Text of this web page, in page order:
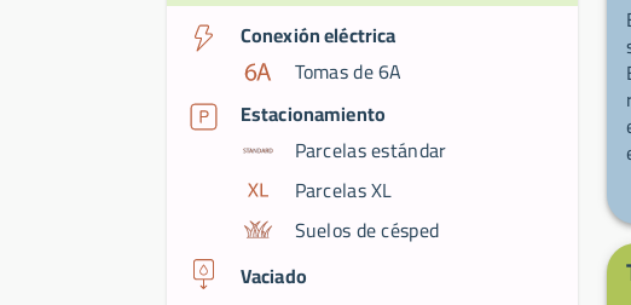
Conexión eléctrica
Tomas de 6A
Estacionamiento
Parcelas estándar
Parcelas XL
Suelos de césped
Vaciado